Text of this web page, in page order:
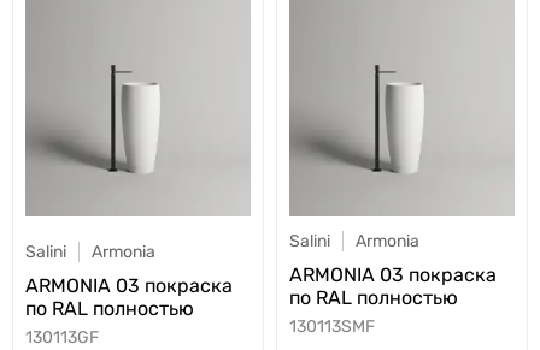
Salini Armonia
ARMONIA 03 покраска
по RAL полностью
130113GF
Salini Armonia
ARMONIA 03 покраска
по RAL полностью
130113SMF